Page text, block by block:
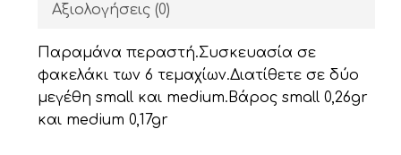
Αξιολογήσεις (0)
Παραμάνα περαστή.Συσκευασία σε
φακελάκι των 6 τεμαχίων.Διατίθετε σε δύο
μεγέθη small και medium.Βάρος small 0,26gr
και medium 0,17gr